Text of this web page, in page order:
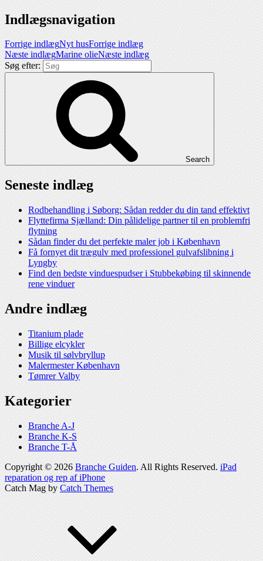
Indlægsnavigation
Forrige indlægNyt husForrige indlæg
Næste indlægMarine olieNæste indlæg
Søg efter:
Search
Seneste indlæg
Rodbehandling i Søborg: Sådan redder du din tand effektivt
Flyttefirma Sjælland: Din pålidelige partner til en problemfri
flytning
Sådan finder du det perfekte maler job i København
Få fornyet dit trægulv med professionel gulvafslibning i
Lyngby
Find den bedste vinduespudser i Stubbekøbing til skinnende
rene vinduer
Andre indlæg
Titanium plade
Billige elcykler
Musik til sølvbryllup
Malermester København
Tømrer Valby
Kategorier
Branche A-J
Branche K-S
Branche T-Å
Copyright © 2026 Branche Guiden. All Rights Reserved. iPad
reparation og rep af iPhone
Catch Mag by Catch Themes